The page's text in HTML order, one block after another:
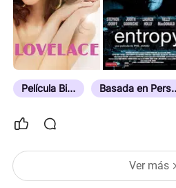
Película Biográfica Basada en
Ver más